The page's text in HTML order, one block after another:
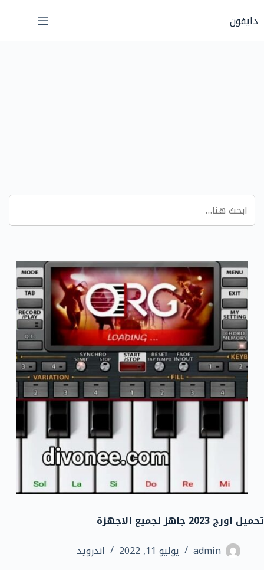
إلىدايفون
تحميل اورج 2023 جاهز لجميع الاجهزة
admin
يوليو 11, 2022 اندرويد